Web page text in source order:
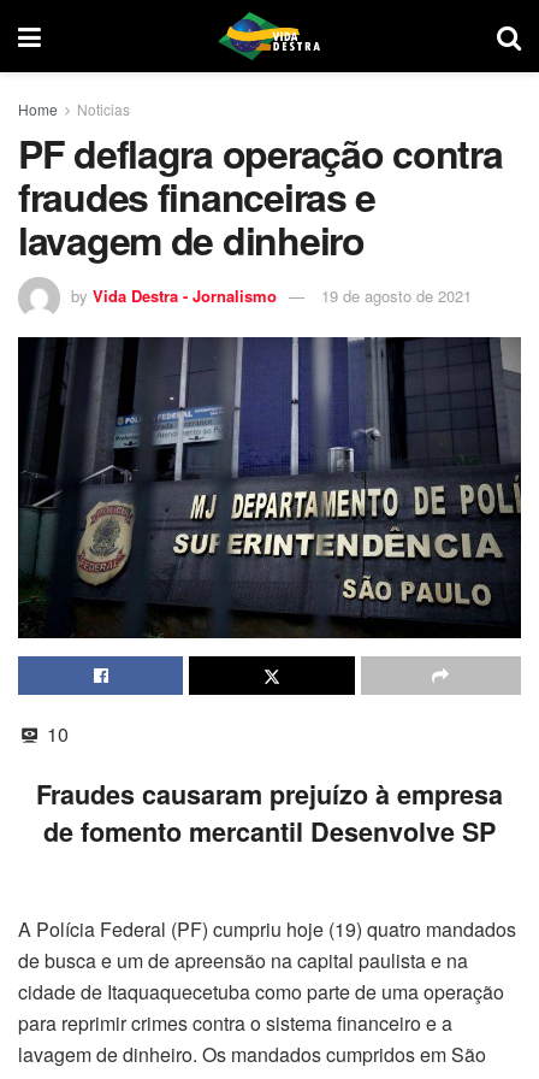
Home Noticias
PF deflagra operação contra
fraudes financeiras e
lavagem de dinheiro
by Vida Destra - Jornalismo 19 de agosto de 2021
10
Fraudes causaram prejuízo à empresa
de fomento mercantil Desenvolve SP
A Polícia Federal (PF) cumpriu hoje (19) quatro mandados
de busca e um de apreensão na capital paulista e na
cidade de Itaquaquecetuba como parte de uma operação
para reprimir crimes contra o sistema financeiro e a
lavagem de dinheiro. Os mandados cumpridos em São